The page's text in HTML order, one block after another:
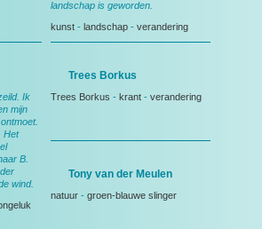
landschap is geworden.
kunst - landschap - verandering
Ik
mijn
Het
B.
wind.
Trees Borkus
Trees Borkus - krant - verandering
Tony van der Meulen
natuur - groen-blauwe slinger